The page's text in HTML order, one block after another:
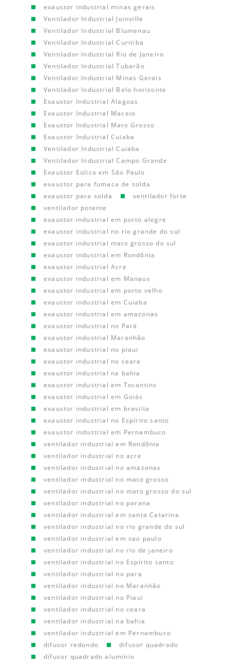
exaustor industrial minas gerais
Ventilador Industrial Joinville
Ventilador Industrial Blumenau
Ventilador Industrial Curitiba
Ventilador Industrial Rio de Janeiro
Ventilador Industrial Tubarão
Ventilador Industrial Minas Gerais
Ventilador Industrial Belo horizonte
Exaustor Industrial Alagoas
Exaustor Industrial Maceio
Exaustor Industrial Mato Grosso
Exaustor Industrial Cuiaba
Ventilador Industrial Cuiaba
Ventilador Industrial Campo Grande
Exaustor Eolico em São Paulo
exaustor para fumaca de solda
exaustor para solda
ventilador forte
ventilador potente
exaustor industrial em porto alegre
exaustor industrial no rio grande do sul
exaustor industrial mato grosso do sul
exaustor industrial em Rondônia
exaustor industrial Acre
exaustor industrial em Manaus
exaustor industrial em porto velho
exaustor industrial em Cuiaba
exaustor industrial em amazonas
exaustor industrial no Pará
exaustor industrial Maranhão
exaustor industrial no piaui
exaustor industrial no ceara
exaustor industrial na bahia
exaustor industrial em Tocantins
exaustor industrial em Goiás
exaustor industrial em brasilia
exaustor industrial no Espírito santo
exaustor industrial em Pernambuco
ventilador industrial em Rondônia
ventilador industrial no acre
ventilador industrial no amazonas
ventilador industrial no mato grosso
ventilador industrial no mato grosso do sul
ventilador industrial no parana
ventilador industrial em santa Catarina
ventilador industrial no rio grande do sul
ventilador industrial em sao paulo
ventilador industrial no rio de janeiro
ventilador industrial no Espírito santo
ventilador industrial no para
ventilador industrial no Maranhão
ventilador industrial no Piauí
ventilador industrial no ceara
ventilador industrial na bahia
ventilador industrial em Pernambuco
difusor redondo
difusor quadrado
difusor quadrado alumínio